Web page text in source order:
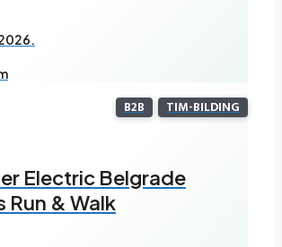
B2B TIM-BILDING
Electric Belgrade
Run & Walk